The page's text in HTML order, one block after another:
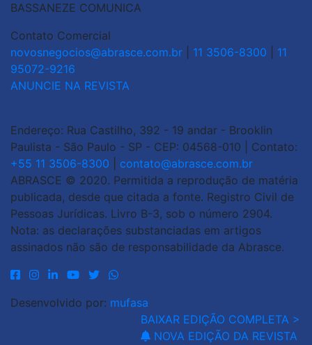
BASSANEZE COMUNICA
Contato Comercial
novosnegocios@abrasce.com.br
11 3506-8300
11
95072-9216
ANUNCIE NA REVISTA
Endereço: Rua Castilho, 392 - 19 andar - Brooklin
Paulista - São Paulo - SP - CEP: 04568-010 | Contato:
+55 11 3506-8300
contato@abrasce.com.br
ABRASCE © 2020. Permitida a reprodução de matéria
publicada, desde que citada a fonte. Registro Civil de
Pessoas Jurídicas. Livro B-3, sob o número 2904.
Nota: as declarações substanciadas em artigos
assinados não são de responsabilidade da Abrasce.
Desenvolvido por: mufasa
BAIXAR EDIÇÃO COMPLETA >
NOVA EDIÇÃO DA REVISTA